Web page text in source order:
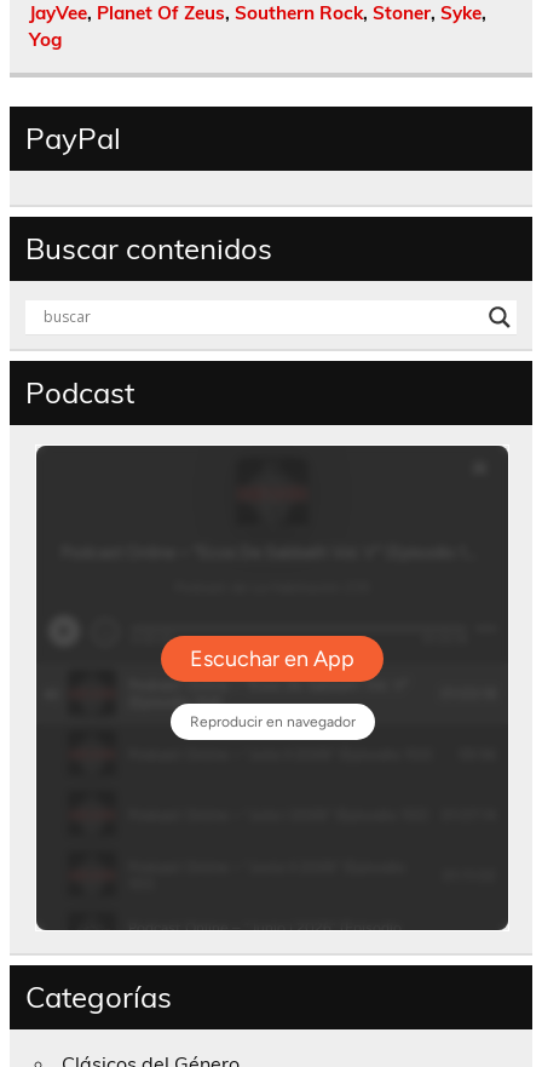
JayVee, Planet Of Zeus, Southern Rock, Stoner, Syke,
Yog
PayPal
Buscar contenidos
Podcast
Categorías